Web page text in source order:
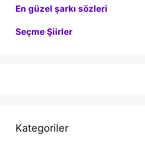
En güzel şarkı sözleri
Seçme Şiirler
Kategoriler